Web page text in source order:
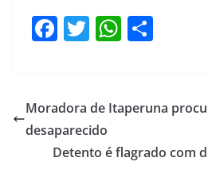
F
e
b
o
T
er
W
s
p
e
Moradora de Itaperuna
desaparecido
Detento é flagrado com